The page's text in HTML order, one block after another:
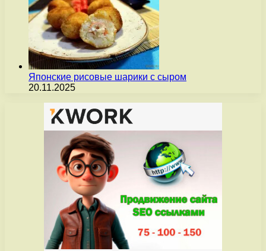
Японские рисовые шарики с сыром
20.11.2025